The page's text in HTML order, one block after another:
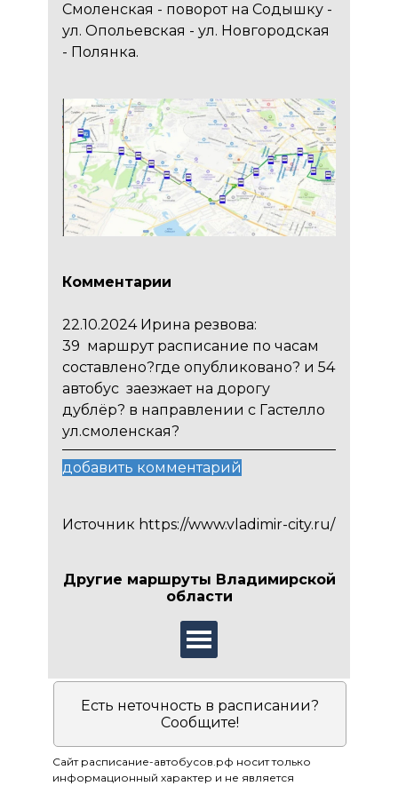
Смоленская - поворот на Содышку -
ул. Опольевская - ул. Новгородская
- Полянка.
Комментарии
22.10.2024 Ирина резвова:
39 маршрут расписание по часам
составлено?где опубликовано? и 54
автобус заезжает на дорогу
дублёр? в направлении с Гастелло
ул.смоленская?
добавить комментарий
Источник https://www.vladimir-city.ru/
Другие маршруты Владимирской
области
Есть неточность в расписании?
Сообщите!
Сайт расписание-автобусов.рф носит только
информационный характер и не является